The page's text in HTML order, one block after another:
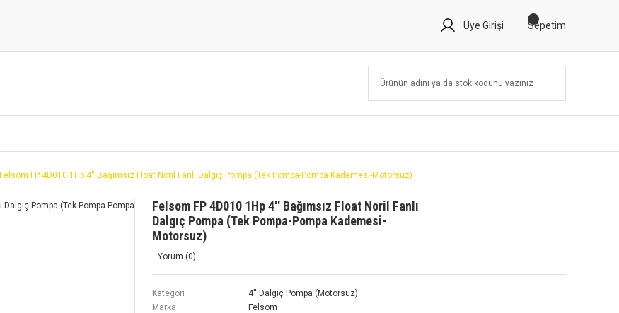
Üye Girişi Sepetim
Felsom FP 4D010 1Hp 4'' Bağımsız Float Noril Fanlı Dalgıç Pompa (Tek Pompa-Pompa Kademesi-Motorsuz)
Felsom FP 4D010 1Hp 4'' Bağımsız Float Noril Fanlı
Dalgıç Pompa (Tek Pompa-Pompa Kademesi-
Motorsuz)
Yorum (0)
Kategori
4'' Dalgıç Pompa (Motorsuz)
Marka
Felsom